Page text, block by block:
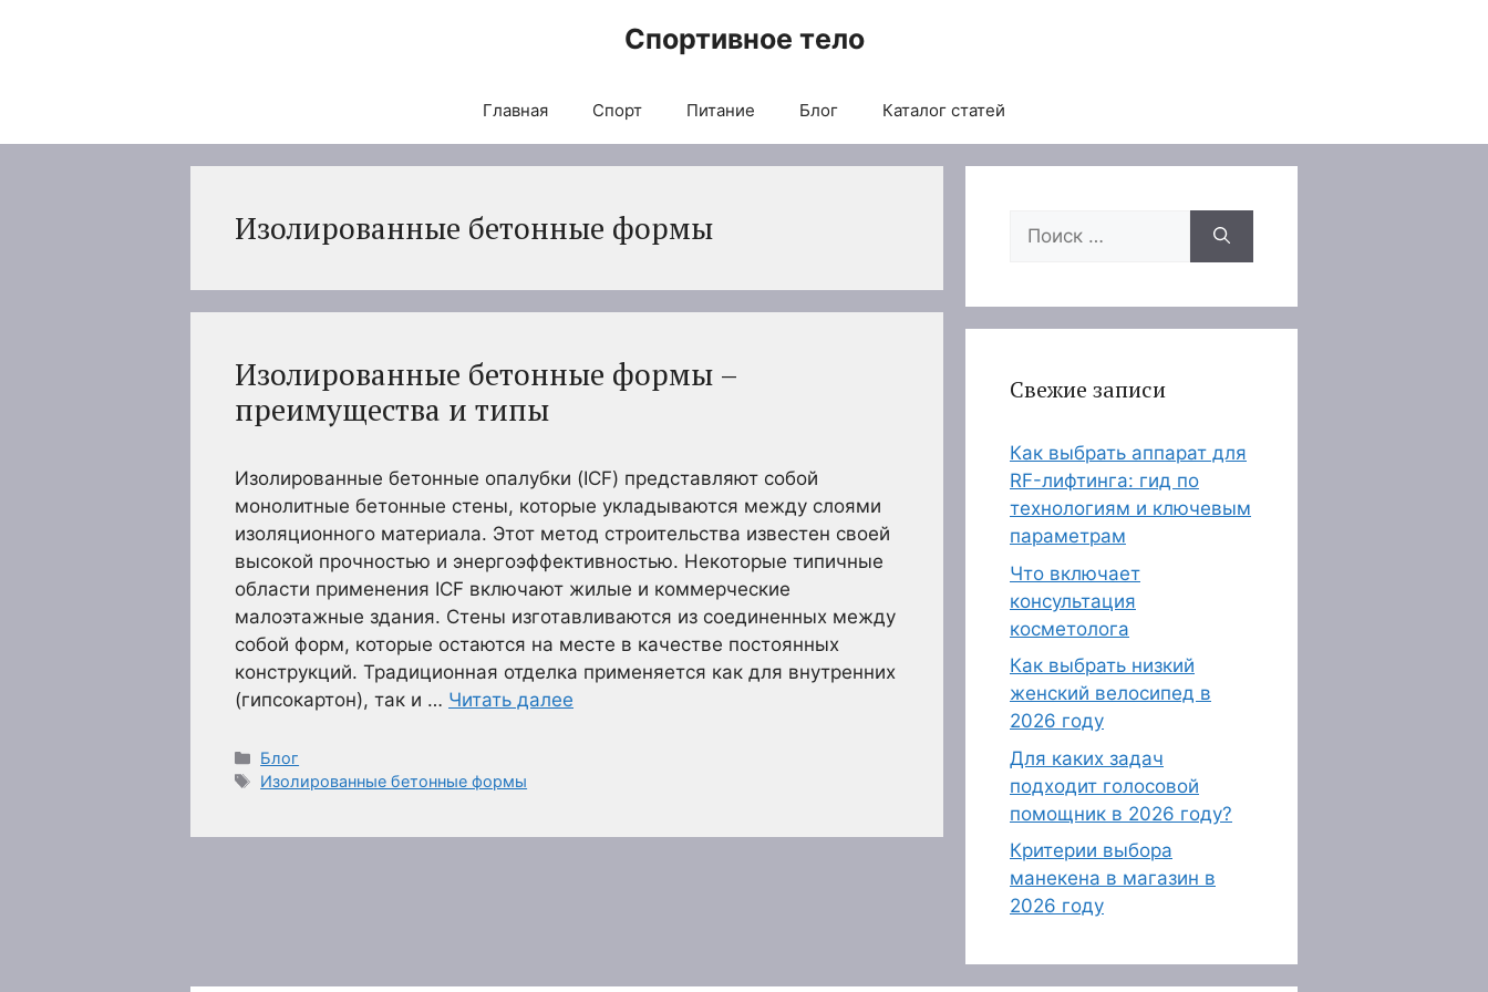
Спортивное тело
Главная Спорт Питание Блог Каталог статей
Изолированные бетонные формы
Изолированные бетонные формы –
преимущества и типы
Изолированные бетонные опалубки (ICF) представляют собой
монолитные бетонные стены, которые укладываются между слоями
изоляционного материала. Этот метод строительства известен своей
высокой прочностью и энергоэффективностью. Некоторые типичные
области применения ICF включают жилые и коммерческие
малоэтажные здания. Стены изготавливаются из соединенных между
собой форм, которые остаются на месте в качестве постоянных
конструкций. Традиционная отделка применяется как для внутренних
(гипсокартон), так и … Читать далее
Рубрики
Блог
Метки
Изолированные бетонные формы
Поиск:
Свежие записи
Как выбрать аппарат для
RF-лифтинга: гид по
технологиям и ключевым
параметрам
Что включает
консультация
косметолога
Как выбрать низкий
женский велосипед в
2026 году
Для каких задач
подходит голосовой
помощник в 2026 году?
Критерии выбора
манекена в магазин в
2026 году